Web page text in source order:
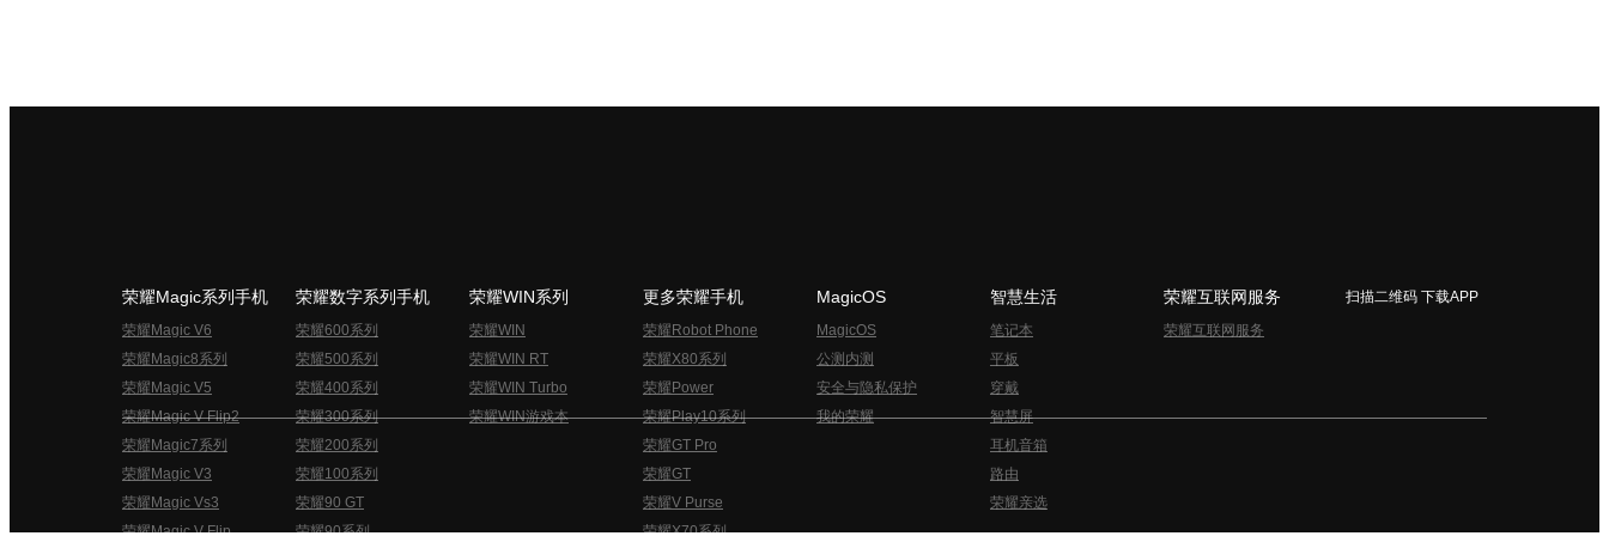
荣耀Magic系列手机
荣耀Magic V6
荣耀Magic8系列
荣耀Magic V5
荣耀Magic V Flip2
荣耀Magic7系列
荣耀Magic V3
荣耀Magic Vs3
荣耀Magic V Flip
荣耀数字系列手机
荣耀600系列
荣耀500系列
荣耀400系列
荣耀300系列
荣耀200系列
荣耀100系列
荣耀90 GT
荣耀90系列
荣耀WIN系列
荣耀WIN
荣耀WIN RT
荣耀WIN Turbo
荣耀WIN游戏本
更多荣耀手机
荣耀Robot Phone
荣耀X80系列
荣耀Power
荣耀Play10系列
荣耀GT Pro
荣耀GT
荣耀V Purse
荣耀X70系列
MagicOS
MagicOS
公测内测
安全与隐私保护
我的荣耀
智慧生活
笔记本
平板
穿戴
智慧屏
耳机音箱
路由
荣耀亲选
荣耀互联网服务
荣耀互联网服务
扫描二维码 下载APP